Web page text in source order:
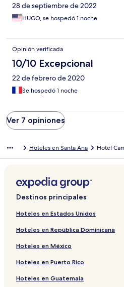
28 de septiembre de 2022
HUGO, se hospedó 1 noche
Opinión verificada
10/10 Excepcional
22 de febrero de 2020
Se hospedó 1 noche
Ver 7 opiniones
Hoteles en Santa Ana Hotel
Destinos principales
Hoteles en Estados Unidos
Hoteles en República Dominicana
Hoteles en México
Hoteles en Puerto Rico
Hoteles en Guatemala